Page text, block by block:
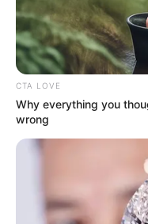
เศษ 0 ฤดูใบไม้ผลิ
เมื่อคุณมี ดวงความรั
ที่จะก้าวไปในวัน คืนข้
ของคุณจึงเป็นพลังที่จ
แม้ในความเป็นจริงแล้
หัวใจไม่น้อยเหมือนกัน
ประสานใจกันไว้เสมอ
อันเลวร้ายไปได้ คุณ
มีเงื่อนไขคือ ต้องอดท
ความรักของคุณจะพัง
CTA LOVE
Why everything you
wrong